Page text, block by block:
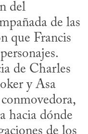
del
de las
que Francis
y Asa
hacia dónde
de los